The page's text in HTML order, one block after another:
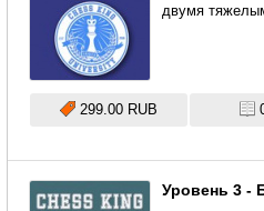
двумя
299.00 RUB
Уровень 3 -